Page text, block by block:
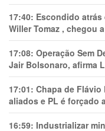
17:40: Escondido
Willer Tomaz , chegou
17:08: Operação Sem
Jair Bolsonaro, afirma
17:01: Chapa de
aliados e PL é forçado
16:59: Industrializar